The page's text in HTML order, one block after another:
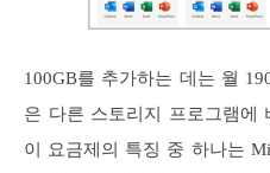
100GB를 추가하는 데는 월
은 다른 스토리지 프로그램에
이 요금제의 특징 중 하나는